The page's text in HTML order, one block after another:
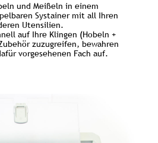
und Meißeln in einem
Systainer mit all Ihren
Utensilien.
auf Ihre Klingen (Hobeln +
zuzugreifen, bewahren
vorgesehenen Fach auf.